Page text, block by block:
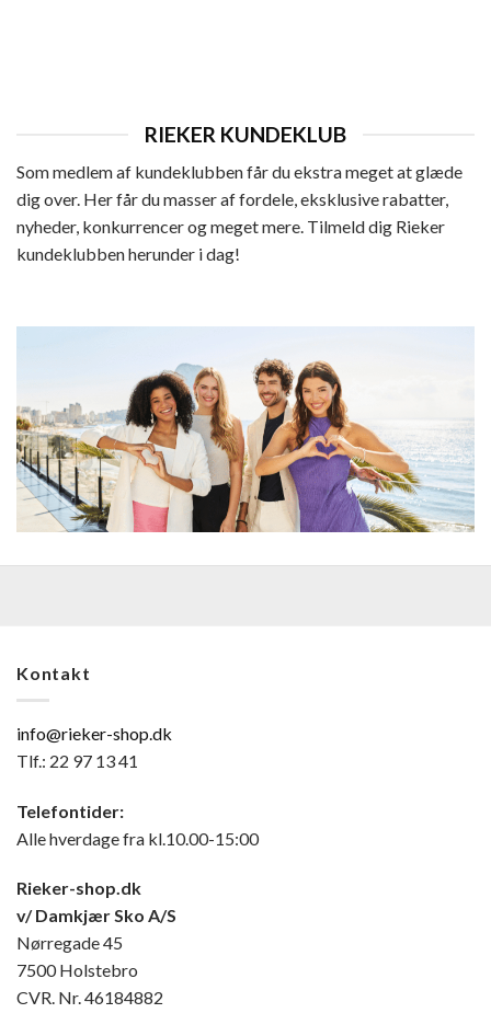
RIEKER KUNDEKLUB
Som medlem af kundeklubben får du ekstra meget at glæde
dig over. Her får du masser af fordele, eksklusive rabatter,
nyheder, konkurrencer og meget mere. Tilmeld dig Rieker
kundeklubben herunder i dag!
Kontakt
info@rieker-shop.dk
Tlf.: 22 97 13 41
Telefontider:
Alle hverdage fra kl.10.00-15:00
Rieker-shop.dk
v/ Damkjær Sko A/S
Nørregade 45
7500 Holstebro
CVR. Nr. 46184882